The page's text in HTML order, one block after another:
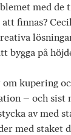
med de
finnas?
bygga på
kupering
– och sist
av med
med staket